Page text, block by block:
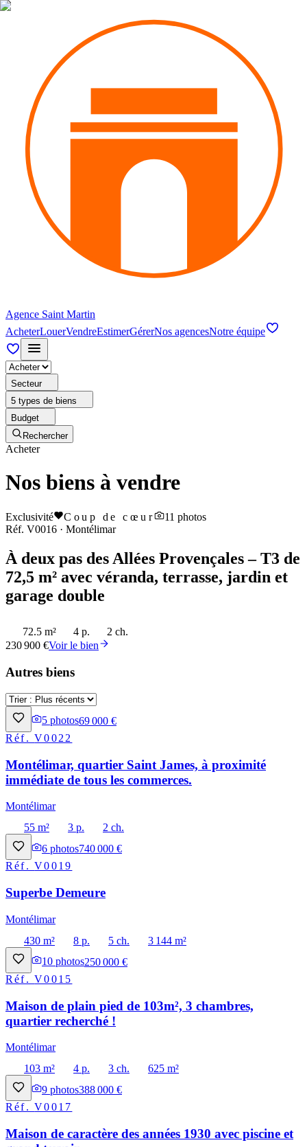
Agence Saint Martin
AcheterLouerVendreEstimerGérerNos agencesNotre équipe
Secteur
5 types de biens
Budget
Rechercher
Acheter
Nos biens à vendre
Exclusivité Coup de cœur 11 photos
Réf. V0016 · Montélimar
À deux pas des Allées Provençales – T3 de
72,5 m² avec véranda, terrasse, jardin et
garage double
72.5 m² 4 p.
2 ch.
230 900 €Voir le bien
Autres biens
5 photos69 000 €
Réf.V0022
Montélimar, quartier Saint James, à proximité
immédiate de tous les commerces.
Montélimar
55 m²
3 p.
2 ch.
6 photos740 000 €
Réf.V0019
Superbe Demeure
Montélimar
430 m²
8 p. 5 ch.
3 144 m²
10 photos250 000 €
Réf.V0015
Maison de plain pied de 103m², 3 chambres,
quartier recherché !
Montélimar
103 m²
4 p. 3 ch.
625 m²
9 photos388 000 €
Réf.V0017
Maison de caractère des années 1930 avec piscine et